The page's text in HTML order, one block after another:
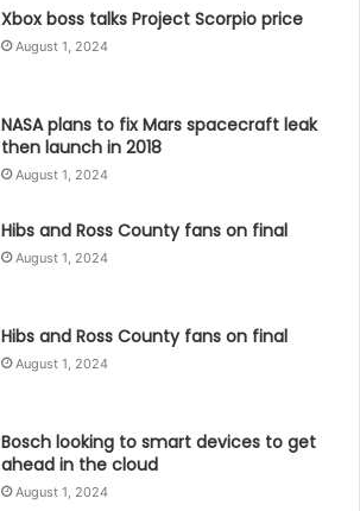
Xbox boss talks Project Scorpio price
August 1, 2024
NASA plans to fix Mars spacecraft leak
then launch in 2018
August 1, 2024
Hibs and Ross County fans on final
August 1, 2024
Hibs and Ross County fans on final
August 1, 2024
Bosch looking to smart devices to get
ahead in the cloud
August 1, 2024